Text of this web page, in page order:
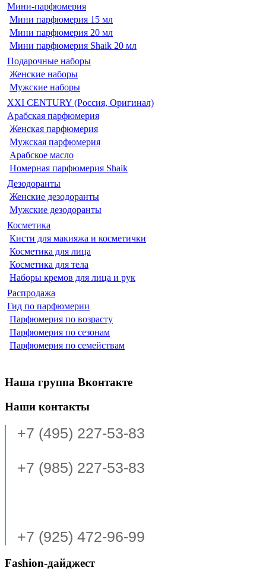
Мини-парфюмерия
Мини парфюмерия 15 мл
Мини парфюмерия 20 мл
Мини парфюмерия Shaik 20 мл
Подарочные наборы
Женские наборы
Мужские наборы
XXI CENTURY (Россия, Оригинал)
Арабская парфюмерия
Женская парфюмерия
Мужская парфюмерия
Арабское масло
Номерная парфюмерия Shaik
Дезодоранты
Женские дезодоранты
Мужские дезодоранты
Косметика
Кисти для макияжа и косметички
Косметика для лица
Косметика для тела
Наборы кремов для лица и рук
Распродажа
Гид по парфюмерии
Парфюмерия по возрасту
Парфюмерия по сезонам
Парфюмерия по семействам
Наша группа Вконтакте
Наши контакты
+7 (495) 227-53-83
+7 (985) 227-53-83
+7 (925) 472-96-99
Fashion-дайджест